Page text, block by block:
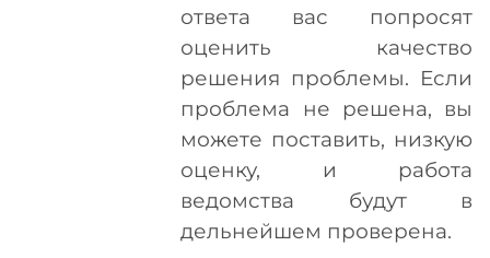
ответа вас попросят
оценить качество
решения проблемы. Если
проблема не решена, вы
можете поставить, низкую
оценку, и работа
ведомства будут в
дельнейшем проверена.